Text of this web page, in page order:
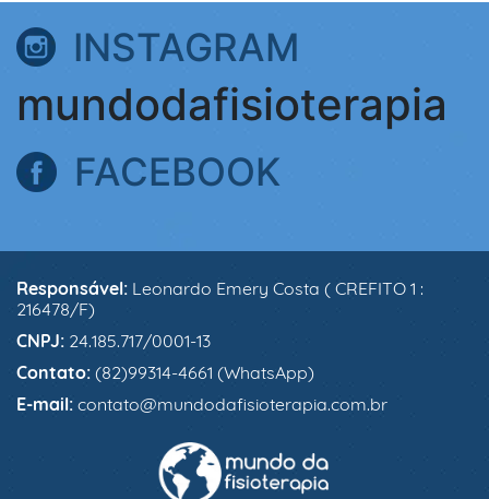
INSTAGRAM
mundodafisioterapia
FACEBOOK
Responsável: Leonardo Emery Costa ( CREFITO 1 :
216478/F)
CNPJ: 24.185.717/0001-13
Contato: (82)99314-4661 (WhatsApp)
E-mail: contato@mundodafisioterapia.com.br